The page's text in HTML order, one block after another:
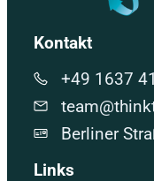
Kontakt
+49 1637
Berliner
Links